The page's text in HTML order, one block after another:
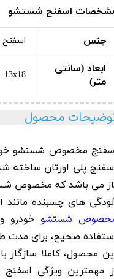
اسفنج شستشو
جنس اسفنج
ابعاد (سانتی
متر)
13x18
محصول
مخصوص شستشو
پلی اورتان ساخته
می باشد که مخصوص
های چسبنده
شستشوخودرو
صحیح، برای مدت
محصول، کاملا سازگار
مهمترین ویژگی